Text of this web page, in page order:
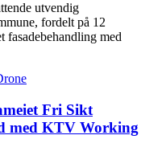
utvendig
fordelt på 12
fasadebehandling med
Fri Sikt
med KTV Working